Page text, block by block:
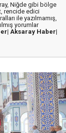
Niğde gibi bölge
rencide edici
ile yazılmamış,
yorumlar
Aksaray Haber|